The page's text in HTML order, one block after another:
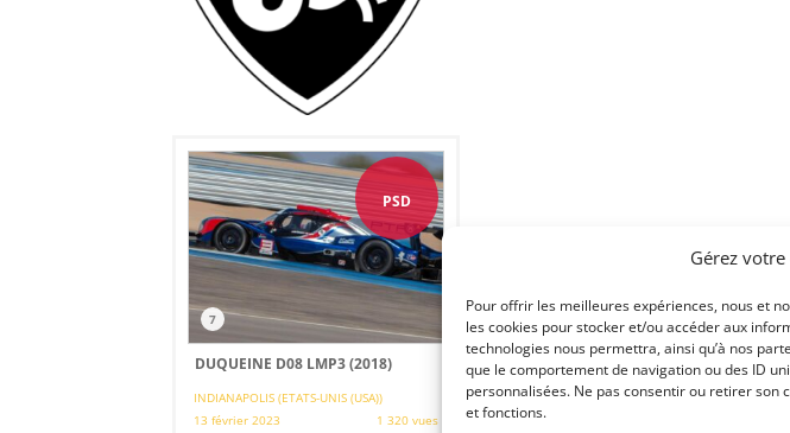
Gérez
Pour offrir les meilleures expériences, nous et
les cookies pour stocker et/ou accéder aux
technologies nous permettra, ainsi qu’à nos
que le comportement de navigation ou des ID
personnalisées. Ne pas consentir ou retirer
et fonctions.
PSD
7
DUQUEINE D08 LMP3 (2018)
INDIANAPOLIS (ETATS-UNIS (USA))
13 février 2023
1 320 vues